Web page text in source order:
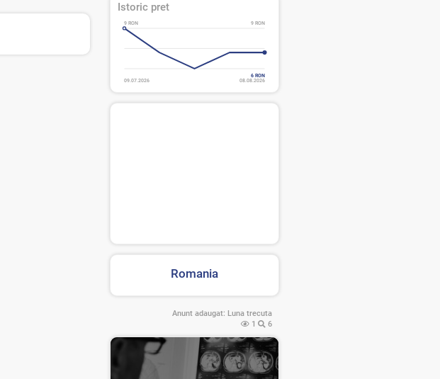
Istoric pret
9 RON 9 RON
6 RON
09.07.2026
08.08.2026
Romania
1 6
Anunt adaugat: Luna trecuta